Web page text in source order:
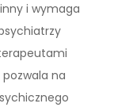
i wymaga
na